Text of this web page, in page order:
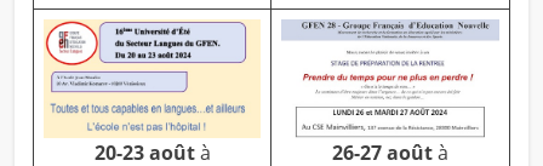
20-23 aoûtà
26-27 aoûtà